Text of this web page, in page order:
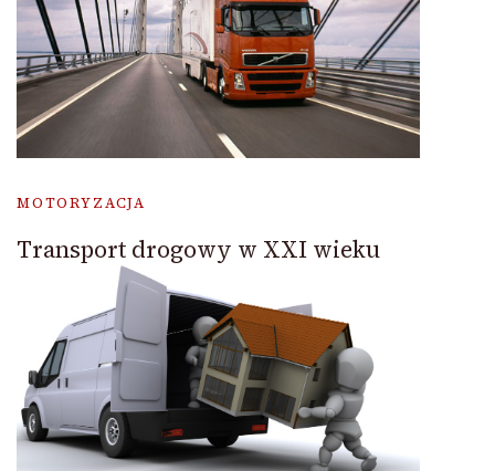
MOTORYZACJA
Transport drogowy w XXI wieku